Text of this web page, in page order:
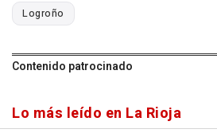
Logroño
Contenido patrocinado
Lo más leído en La Rioja